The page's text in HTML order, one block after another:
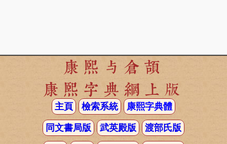
康熙与倉頡
康熙字典網上版
主頁 檢索系統 康熙字典體
同文書局版 武英殿版 渡部氏版